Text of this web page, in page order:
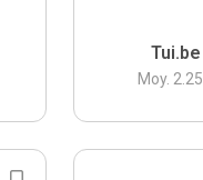
Tui.be
Moy. 2.25